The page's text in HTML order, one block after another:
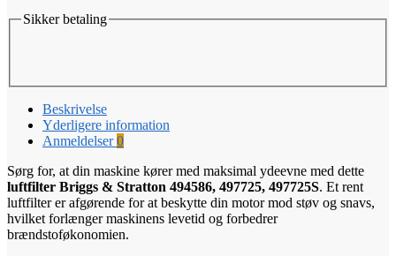
Sikker betaling
Beskrivelse
Yderligere information
Anmeldelser0
Sørg for, at din maskine kører med maksimal ydeevne med dette
luftfilter Briggs & Stratton 494586, 497725, 497725S. Et rent
luftfilter er afgørende for at beskytte din motor mod støv og snavs,
hvilket forlænger maskinens levetid og forbedrer
brændstoføkonomien.